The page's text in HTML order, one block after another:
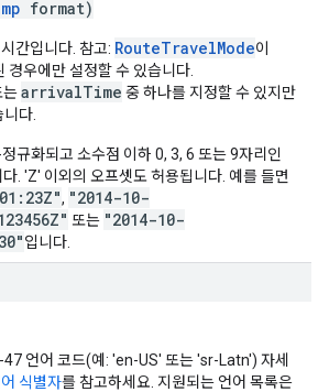
format)
간입니다. 참고: RouteTravelMode이
경우에만 설정할 수 있습니다.
는arrivalTime 중 하나를 지정할 수 있지만
다.
규화되고 소수점 이하 0, 3, 6 또는 9자리인
. 'Z' 이외의 오프셋도 허용됩니다. 예를 들면
, "2014-10-
또는 "2014-10-
입니다.
언어 코드(예: 'en-US' 또는 'sr-Latn') 자세
식별자를 참고하세요. 지원되는 언어 목록은